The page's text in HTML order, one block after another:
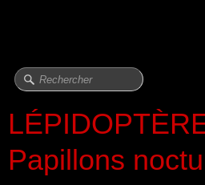
Papillons